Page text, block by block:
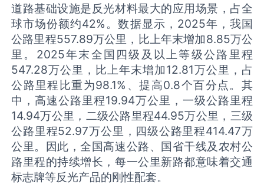
道路基础设施是反光材料最大的应用场景，占全
球市场份额约42%。数据显示，2025年，我国
公路里程557.89万公里，比上年末增加8.85万公
里。2025年末全国四级及以上等级公路里程
547.28万公里，比上年末增加12.81万公里，占
公路里程比重为98.1%、提高0.8个百分点。其
中，高速公路里程19.94万公里，一级公路里程
14.94万公里，二级公路里程44.95万公里，三级
公路里程52.97万公里，四级公路里程414.47万
公里。因此，全国高速公路、国省干线及农村公
路里程的持续增长，每一公里新路都意味着交通
标志牌等反光产品的刚性配套。